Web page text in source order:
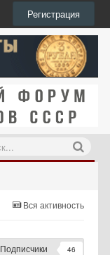
Регистрация
Вся активность
Подписчики 46